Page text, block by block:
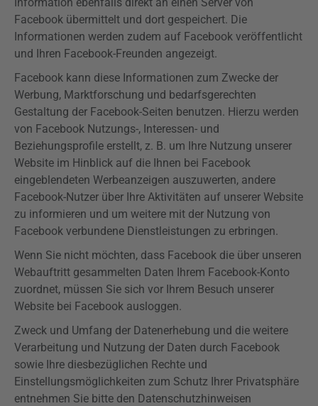
Facebook übermittelt und dort gespeichert. Die
Informationen werden zudem auf Facebook veröffentlicht
und Ihren Facebook-Freunden angezeigt.
Facebook kann diese Informationen zum Zwecke der
Werbung, Marktforschung und bedarfsgerechten
Gestaltung der Facebook-Seiten benutzen. Hierzu werden
von Facebook Nutzungs-, Interessen- und
Beziehungsprofile erstellt, z. B. um Ihre Nutzung unserer
Website im Hinblick auf die Ihnen bei Facebook
eingeblendeten Werbeanzeigen auszuwerten, andere
Facebook-Nutzer über Ihre Aktivitäten auf unserer Website
zu informieren und um weitere mit der Nutzung von
Facebook verbundene Dienstleistungen zu erbringen.
Wenn Sie nicht möchten, dass Facebook die über unseren
Webauftritt gesammelten Daten Ihrem Facebook-Konto
zuordnet, müssen Sie sich vor Ihrem Besuch unserer
Website bei Facebook ausloggen.
Zweck und Umfang der Datenerhebung und die weitere
Verarbeitung und Nutzung der Daten durch Facebook
sowie Ihre diesbezüglichen Rechte und
Einstellungsmöglichkeiten zum Schutz Ihrer Privatsphäre
entnehmen Sie bitte den Datenschutzhinweisen